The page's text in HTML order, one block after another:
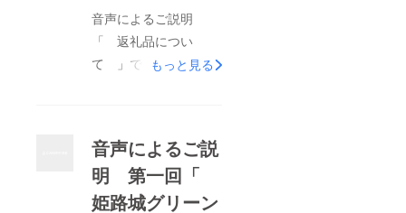
音声によるご説明
「 返礼品につい
て 」です。すべて
すので、スキマ時間に
お聞きください。リ
ターンその1 500円
もっと見る
音声によるご説
明 第一回「
姫路城グリーン